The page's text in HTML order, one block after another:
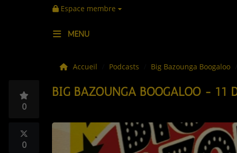
Espace membre
MENU
LA MUSIQUE
C'ÉTAIT QUOI CE TITRE ?
Accueil Podcasts Big Bazounga Boogaloo
BIG BAZOUNGA BOOGALOO - 11
0
0